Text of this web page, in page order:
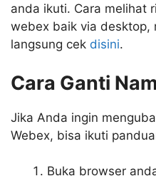
anda ikuti. Cara melihat
webex baik via desktop,
langsung cek disini.
Cara Ganti
Jika Anda ingin
Webex, bisa ikuti
Buka browser